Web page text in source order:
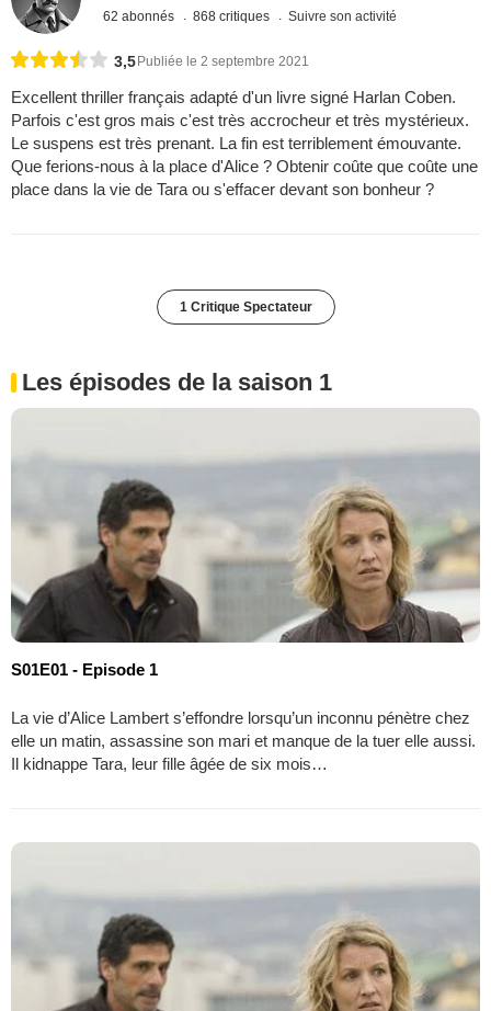
62 abonnés 868 critiques Suivre son activité
3,5 Publiée le 2 septembre 2021
Excellent thriller français adapté d'un livre signé Harlan Coben.
Parfois c'est gros mais c'est très accrocheur et très mystérieux.
Le suspens est très prenant. La fin est terriblement émouvante.
Que ferions-nous à la place d'Alice ? Obtenir coûte que coûte une
place dans la vie de Tara ou s'effacer devant son bonheur ?
1 Critique Spectateur
Les épisodes de la saison 1
S01E01 - Episode 1
La vie d’Alice Lambert s’effondre lorsqu’un inconnu pénètre chez
elle un matin, assassine son mari et manque de la tuer elle aussi.
Il kidnappe Tara, leur fille âgée de six mois…